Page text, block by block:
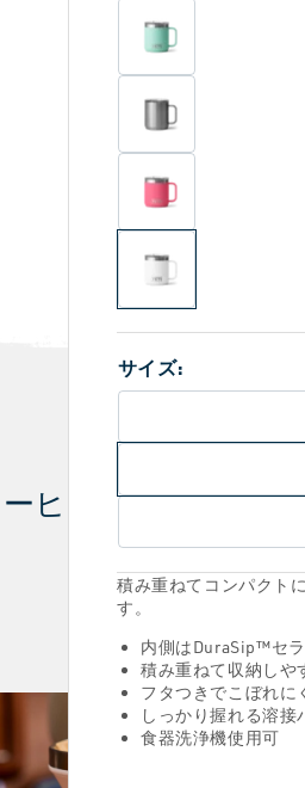
サイズ:
積み重ねてコンパクト
す。
内側はDuraSip™セ
積み重ねて収納しや
フタつきでこぼれに
しっかり握れる溶接
食器洗浄機使用可
ヒ